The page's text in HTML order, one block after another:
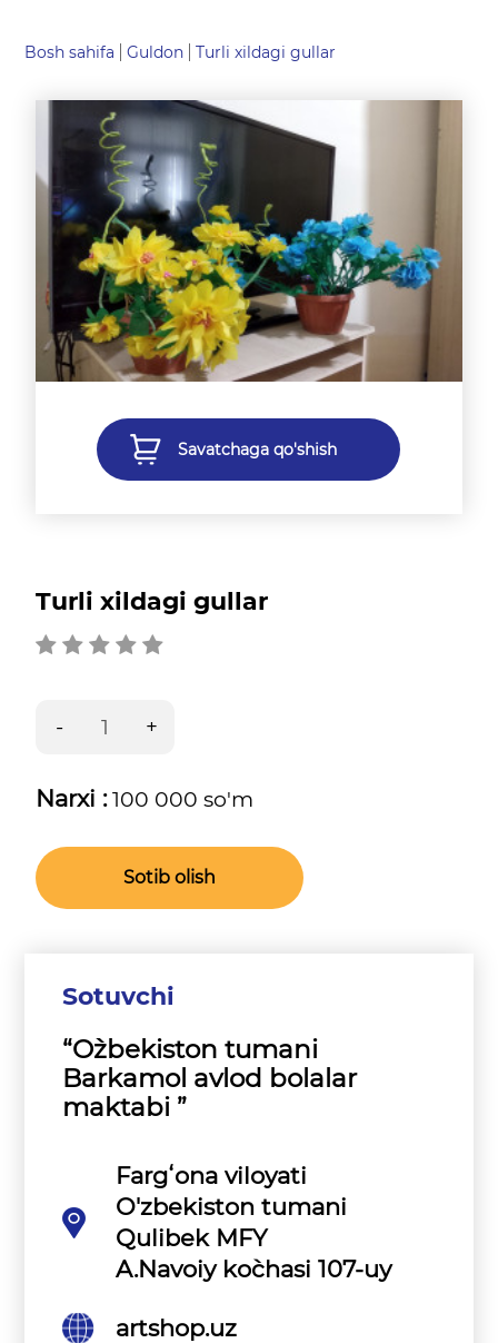
Bosh sahifa Guldon Turli xildagi gullar
Savatchaga qo'shish
Turli xildagi gullar
Narxi :100 000 so'm
Sotib olish
Sotuvchi
“O`zbekiston tumani
Barkamol avlod bolalar
maktabi ”
Fargʻona viloyati
O'zbekiston tumani
Qulibek MFY
A.Navoiy ko`chasi 107-uy
artshop.uz